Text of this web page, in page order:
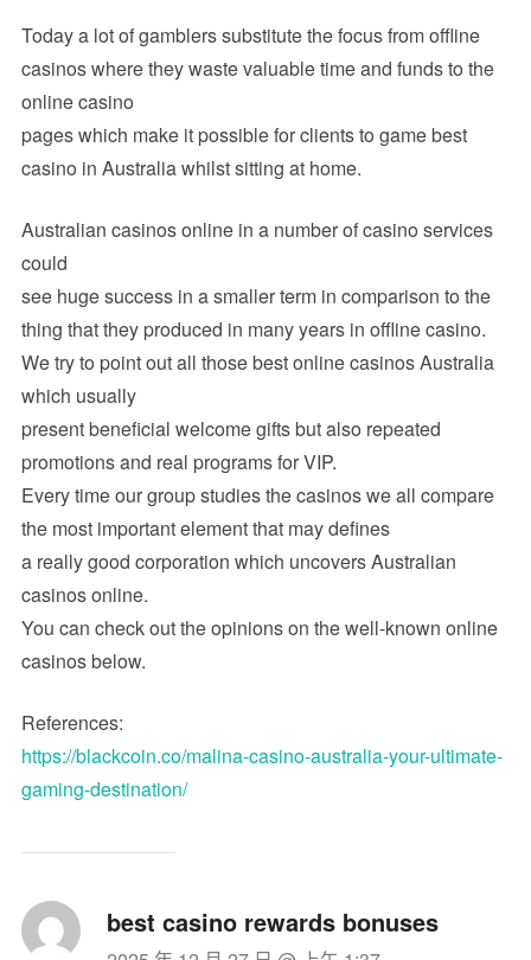
Today a lot of gamblers substitute the focus from offline
casinos where they waste valuable time and funds to the
online casino
pages which make it possible for clients to game best
casino in Australia whilst sitting at home.
Australian casinos online in a number of casino services
could
see huge success in a smaller term in comparison to the
thing that they produced in many years in offline casino.
We try to point out all those best online casinos Australia
which usually
present beneficial welcome gifts but also repeated
promotions and real programs for VIP.
Every time our group studies the casinos we all compare
the most important element that may defines
a really good corporation which uncovers Australian
casinos online.
You can check out the opinions on the well-known online
casinos below.
References:
https://blackcoin.co/malina-casino-australia-your-ultimate-
gaming-destination/
best casino rewards bonuses